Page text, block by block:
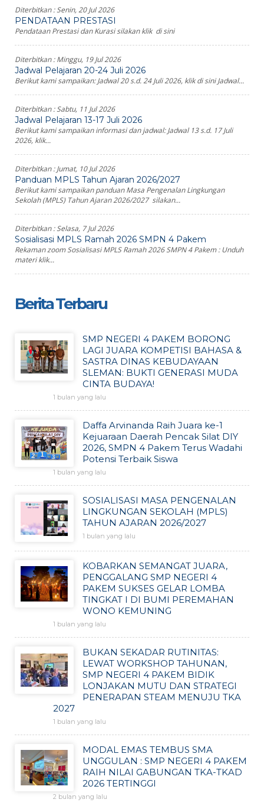
Diterbitkan :Senin, 20 Jul 2026
PENDATAAN PRESTASI
Pendataan Prestasi dan Kurasi silakan klik di sini
Diterbitkan :Minggu, 19 Jul 2026
Jadwal Pelajaran 20-24 Juli 2026
Berikut kami sampaikan: Jadwal 20 s.d. 24 Juli 2026, klik di sini Jadwal...
Diterbitkan :Sabtu, 11 Jul 2026
Jadwal Pelajaran 13-17 Juli 2026
Berikut kami sampaikan informasi dan jadwal: Jadwal 13 s.d. 17 Juli
2026, klik...
Diterbitkan :Jumat, 10 Jul 2026
Panduan MPLS Tahun Ajaran 2026/2027
Berikut kami sampaikan panduan Masa Pengenalan Lingkungan
Sekolah (MPLS) Tahun Ajaran 2026/2027 silakan...
Diterbitkan :Selasa, 7 Jul 2026
Sosialisasi MPLS Ramah 2026 SMPN 4 Pakem
Rekaman zoom Sosialisasi MPLS Ramah 2026 SMPN 4 Pakem : Unduh
materi klik...
Berita Terbaru
SMP NEGERI 4 PAKEM BORONG
LAGI JUARA KOMPETISI BAHASA &
SASTRA DINAS KEBUDAYAAN
SLEMAN: BUKTI GENERASI MUDA
CINTA BUDAYA!
1 bulan yang lalu
Daffa Arvinanda Raih Juara ke-1
Kejuaraan Daerah Pencak Silat DIY
2026, SMPN 4 Pakem Terus Wadahi
Potensi Terbaik Siswa
1 bulan yang lalu
SOSIALISASI MASA PENGENALAN
LINGKUNGAN SEKOLAH (MPLS)
TAHUN AJARAN 2026/2027
1 bulan yang lalu
KOBARKAN SEMANGAT JUARA,
PENGGALANG SMP NEGERI 4
PAKEM SUKSES GELAR LOMBA
TINGKAT I DI BUMI PEREMAHAN
WONO KEMUNING
1 bulan yang lalu
BUKAN SEKADAR RUTINITAS:
LEWAT WORKSHOP TAHUNAN,
SMP NEGERI 4 PAKEM BIDIK
LONJAKAN MUTU DAN STRATEGI
PENERAPAN STEAM MENUJU TKA
2027
1 bulan yang lalu
MODAL EMAS TEMBUS SMA
UNGGULAN : SMP NEGERI 4 PAKEM
RAIH NILAI GABUNGAN TKA-TKAD
2026 TERTINGGI
2 bulan yang lalu